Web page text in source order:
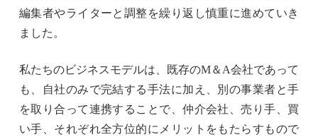
編集者やライターと調整を繰り返し慎重に進めていき
ました。
私たちのビジネスモデルは、既存のM＆A会社であって
も、自社のみで完結する手法に加え、別の事業者と手
を取り合って連携することで、仲介会社、売り手、買
い手、それぞれ全方位的にメリットをもたらすもので